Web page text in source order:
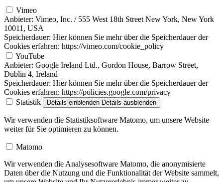
Vimeo
Anbieter: Vimeo, Inc. / 555 West 18th Street New York, New York
10011, USA
Speicherdauer: Hier können Sie mehr über die Speicherdauer der
Cookies erfahren: https://vimeo.com/cookie_policy
YouTube
Anbieter: Google Ireland Ltd., Gordon House, Barrow Street,
Dublin 4, Ireland
Speicherdauer: Hier können Sie mehr über die Speicherdauer der
Cookies erfahren: https://policies.google.com/privacy
Statistik
Details einblenden Details ausblenden
Wir verwenden die Statistiksoftware Matomo, um unsere Website
weiter für Sie optimieren zu können.
Matomo
Wir verwenden die Analysesoftware Matomo, die anonymisierte
Daten über die Nutzung und die Funktionalität der Website sammelt,